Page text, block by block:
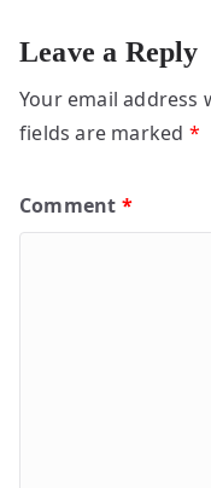
Leave a Reply
Your email address
fields are marked *
Comment *